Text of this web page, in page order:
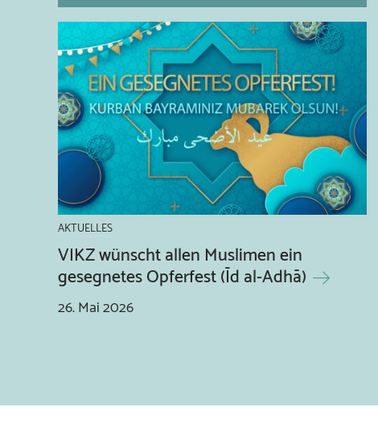
AKTUELLES
VIKZ wünscht allen Muslimen ein
gesegnetes Opferfest (Īd al-Adhā)
26.Mai2026